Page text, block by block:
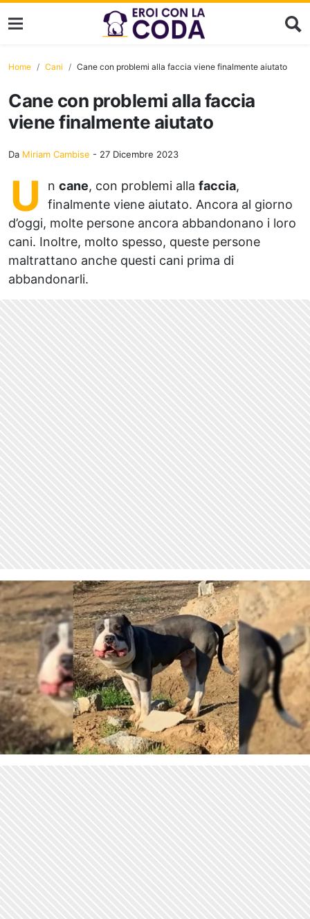
Home Cani Cane con problemi alla faccia viene finalmente aiutato
Cane con problemi alla faccia
viene finalmente aiutato
Da Miriam Cambise - 27 Dicembre 2023
U n cane, con problemi alla faccia,
finalmente viene aiutato. Ancora al giorno
d’oggi, molte persone ancora abbandonano i loro
cani. Inoltre, molto spesso, queste persone
maltrattano anche questi cani prima di
abbandonarli.